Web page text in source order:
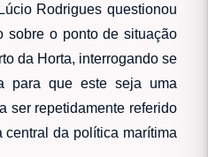
Rodrigues questionou
sobre o ponto de situação
da Horta, interrogando se
para que este seja uma
ser repetidamente referido
central da política marítima